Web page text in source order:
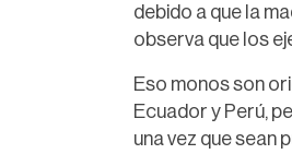
debido a que la
observa que los
Eso monos son
Ecuador y Perú,
una vez que sean